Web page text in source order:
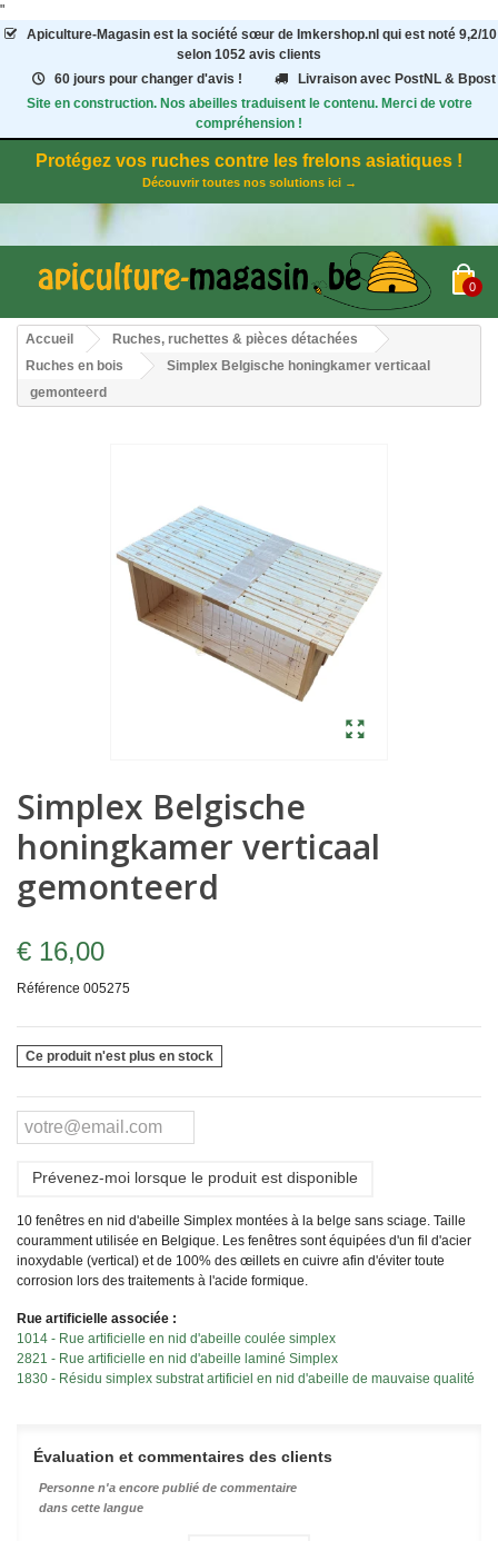
"
Apiculture-Magasinest la société sœur de Imkershop.nl qui est noté 9,2/10
selon 1052 avis clients
60 jours pour changer d'avis !
Livraison avec PostNL & Bpost
Site en construction. Nos abeilles traduisent le contenu. Merci de votre
compréhension !
Protégez vos ruches contre les frelons asiatiques !
Découvrir toutes nos solutions ici →
0
Accueil
Ruches, ruchettes & pièces détachées
Ruches en bois
Simplex Belgische honingkamer verticaal
gemonteerd
Simplex Belgische
honingkamer verticaal
gemonteerd
€ 16,00
Référence 005275
Ce produit n'est plus en stock
Prévenez-moi lorsque le produit est disponible
10 fenêtres en nid d'abeille Simplex montées à la belge sans sciage. Taille
couramment utilisée en Belgique. Les fenêtres sont équipées d'un fil d'acier
inoxydable (vertical) et de 100% des œillets en cuivre afin d'éviter toute
corrosion lors des traitements à l'acide formique.
Rue artificielle associée :
1014 - Rue artificielle en nid d'abeille coulée simplex
2821 - Rue artificielle en nid d'abeille laminé Simplex
1830 - Résidu simplex substrat artificiel en nid d'abeille de mauvaise qualité
Évaluation et commentaires des clients
Personne n'a encore publié de commentaire
dans cette langue